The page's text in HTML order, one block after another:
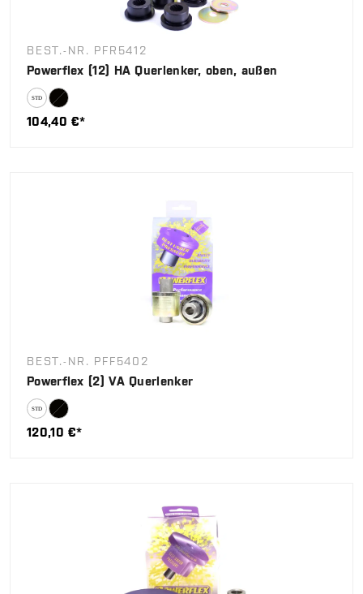
BEST.-NR. PFR5412
Powerflex (12) HA Querlenker, oben, außen
104,40 €*
BEST.-NR. PFF5402
Powerflex (2) VA Querlenker
120,10 €*